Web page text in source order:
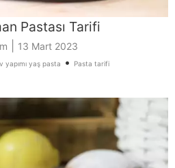
Pastası Tarifi
13 Mart 2023
yapımı yaş pasta • Pasta tarifi